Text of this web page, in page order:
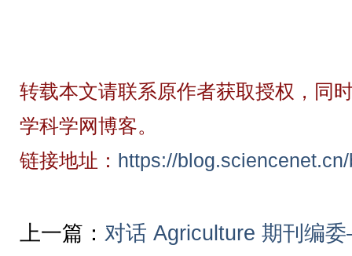
转载本文请联系原作者获取授权，同
学科学网博客。
链接地址： https://
上一篇： 对话 Agriculture 期刊编